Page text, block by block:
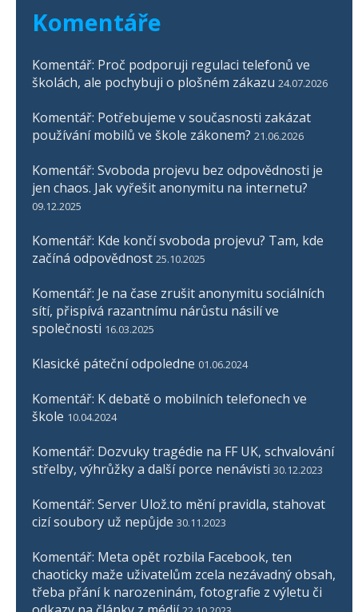
Komentáře
Komentář: Proč podporuji regulaci telefonů ve
školách, ale pochybuji o plošném zákazu 24.07.2026
Komentář: Potřebujeme v současnosti zakázat
používání mobilů ve škole zákonem? 21.06.2026
Komentář: Svoboda projevu bez odpovědnosti je
jen chaos. Jak vyřešit anonymitu na internetu?
09.12.2025
Komentář: Kde končí svoboda projevu? Tam, kde
začíná odpovědnost 25.10.2025
Komentář: Je na čase zrušit anonymitu sociálních
sítí, přispívá razantnímu nárůstu násilí ve
společnosti 16.03.2025
Klasické páteční odpoledne 01.06.2024
Komentář: K debatě o mobilních telefonech ve
škole 10.04.2024
Komentář: Dozvuky tragédie na FF UK, schvalování
střelby, výhrůžky a další porce nenávisti 30.12.2023
Komentář: Server Ulož.to mění pravidla, stahovat
cizí soubory už nepůjde 30.11.2023
Komentář: Meta opět rozbila Facebook, ten
chaoticky maže uživatelům zcela nezávadný obsah,
třeba přání k narozeninám, fotografie z výletu či